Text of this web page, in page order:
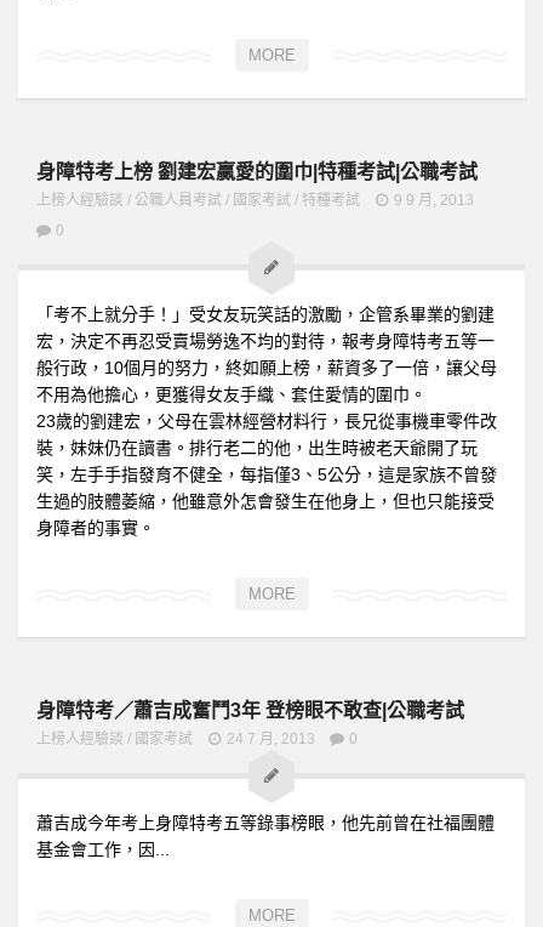
MORE
身障特考上榜 劉建宏贏愛的圍巾|特種考試|公職考試
上榜人經驗談 / 公職人員考試 / 國家考試 / 特種考試
9 9 月, 2013
0
「考不上就分手！」受女友玩笑話的激勵，企管系畢業的劉建
宏，決定不再忍受賣場勞逸不均的對待，報考身障特考五等一
般行政，10個月的努力，終如願上榜，薪資多了一倍，讓父母
不用為他擔心，更獲得女友手織、套住愛情的圍巾。
23歲的劉建宏，父母在雲林經營材料行，長兄從事機車零件改
裝，妹妹仍在讀書。排行老二的他，出生時被老天爺開了玩
笑，左手手指發育不健全，每指僅3、5公分，這是家族不曾發
生過的肢體萎縮，他雖意外怎會發生在他身上，但也只能接受
身障者的事實。
MORE
身障特考／蕭吉成奮鬥3年 登榜眼不敢查|公職考試
上榜人經驗談 / 國家考試 24 7 月, 2013 0
蕭吉成今年考上身障特考五等錄事榜眼，他先前曾在社福團體
基金會工作，因...
MORE